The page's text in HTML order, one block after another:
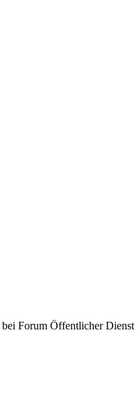
bei Forum Öffentlicher Dienst